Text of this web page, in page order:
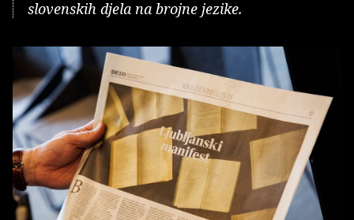
slovenskih djela na brojne jezike.